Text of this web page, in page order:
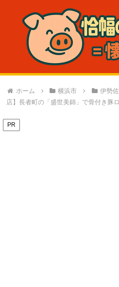
ホーム 横浜市 伊勢
店】長者町の「盛世美錦」で骨付き豚
PR